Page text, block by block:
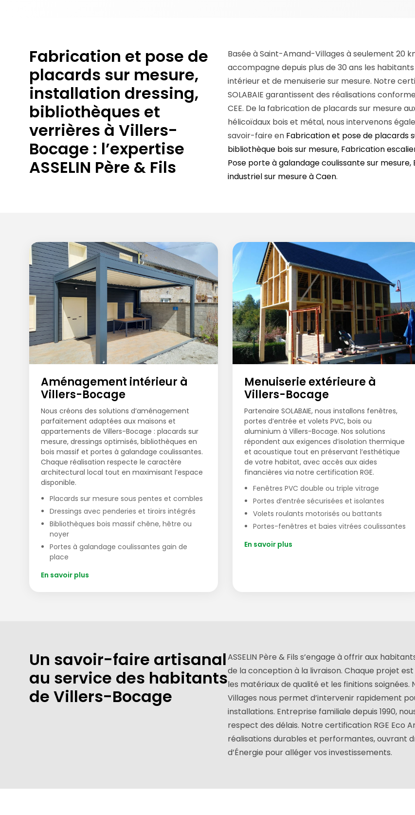
Fabrication et pose de
placards sur mesure,
installation dressing,
bibliothèques et
verrières à Villers-
Bocage : l’expertise
ASSELIN Père & Fils
Basée à Saint-Amand-Villages à seulement 20
accompagne depuis plus de 30 ans les
intérieur et de menuiserie sur mesure. Notre
SOLABAIE garantissent des réalisations
CEE. De la fabrication de placards sur mesure
hélicoïdaux bois et métal, nous intervenons
savoir-faire en Fabrication et pose de placards
bibliothèque bois sur mesure, Fabrication
Pose porte à galandage coulissante sur
industriel sur mesure à Caen.
Aménagement intérieur à
Villers-Bocage
Nous créons des solutions d’aménagement
parfaitement adaptées aux maisons et
appartements de Villers-Bocage : placards sur
mesure, dressings optimisés, bibliothèques en
bois massif et portes à galandage coulissantes.
Chaque réalisation respecte le caractère
architectural local tout en maximisant l’espace
disponible.
Placards sur mesure sous pentes et combles
Dressings avec penderies et tiroirs intégrés
Bibliothèques bois massif chêne, hêtre ou
noyer
Portes à galandage coulissantes gain de
place
En savoir plus
Menuiserie extérieure à
Villers-Bocage
Partenaire SOLABAIE, nous installons fenêtres,
portes d’entrée et volets PVC, bois ou
aluminium à Villers-Bocage. Nos solutions
répondent aux exigences d’isolation thermique
et acoustique tout en préservant l’esthétique
de votre habitat, avec accès aux aides
financières via notre certification RGE.
Fenêtres PVC double ou triple vitrage
Portes d’entrée sécurisées et isolantes
Volets roulants motorisés ou battants
Portes-fenêtres et baies vitrées coulissantes
En savoir plus
Un savoir-faire artisanal
au service des habitants
de Villers-Bocage
ASSELIN Père & Fils s’engage à offrir aux
de la conception à la livraison. Chaque projet
les matériaux de qualité et les finitions
Villages nous permet d’intervenir rapidement
installations. Entreprise familiale depuis 1990,
respect des délais. Notre certification RGE Eco
réalisations durables et performantes, ouvrant
d’Énergie pour alléger vos investissements.